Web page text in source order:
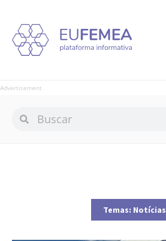
Advertisement
Temas: Notícias